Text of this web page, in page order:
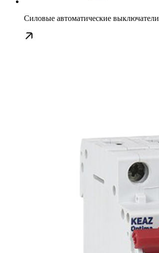
Силовые автоматические выключатели